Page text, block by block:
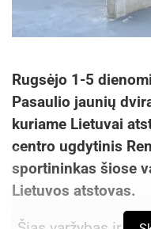
Rugsėjo 1-5
Pasaulio jaunių
kuriame Lietuvai
centro ugdytinis
sportininkas šiose
Lietuvos atstovas.